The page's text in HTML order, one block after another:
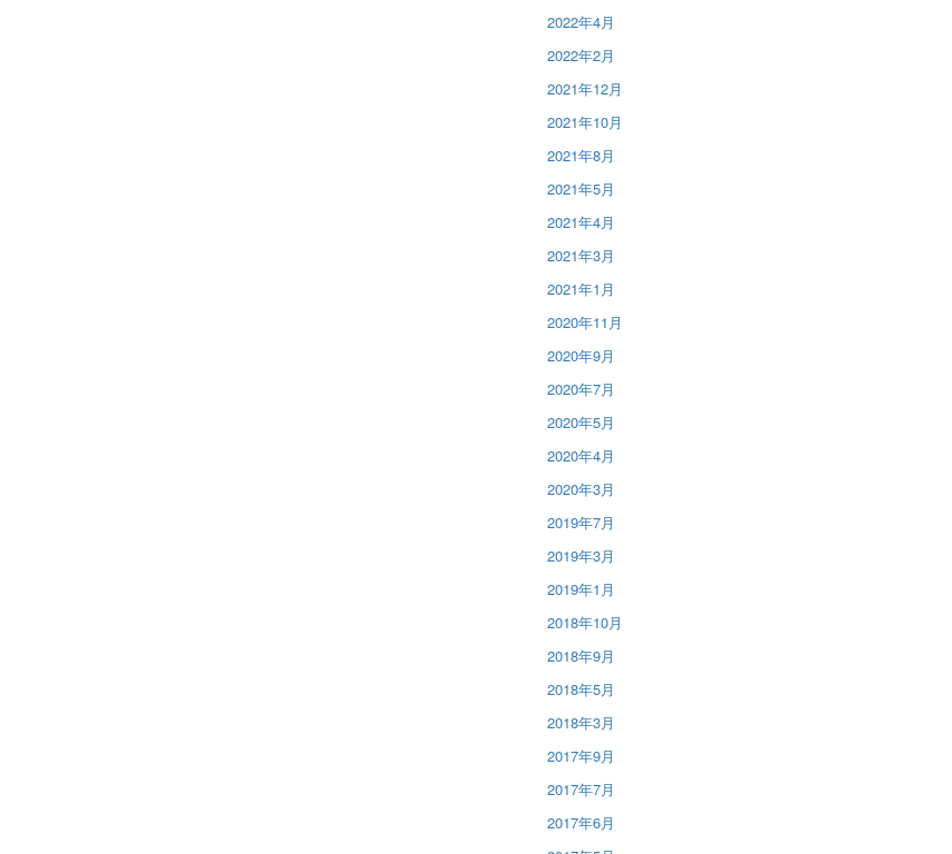
2022年4月
2022年2月
2021年12月
2021年10月
2021年8月
2021年5月
2021年4月
2021年3月
2021年1月
2020年11月
2020年9月
2020年7月
2020年5月
2020年4月
2020年3月
2019年7月
2019年3月
2019年1月
2018年10月
2018年9月
2018年5月
2018年3月
2017年9月
2017年7月
2017年6月